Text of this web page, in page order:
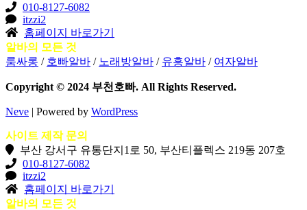
010-8127-6082
itzzi2
홈페이지 바로가기
알바의 모든 것
룸싸롱 / 호빠알바 / 노래방알바 / 유흥알바 / 여자알바
Copyright © 2024 부천호빠. All Rights Reserved.
Neve | Powered by WordPress
사이트 제작 문의
부산 강서구 유통단지1로 50, 부산티플렉스 219동 207호
010-8127-6082
itzzi2
홈페이지 바로가기
알바의 모든 것